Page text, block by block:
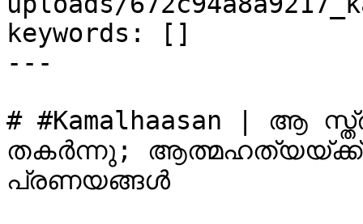
keywords: []
---
# #Kamalhaasan | ആ
തകർന്നു; ആത്മഹത്യയ്ക്ക്
പ്രണയങ്ങള്‍